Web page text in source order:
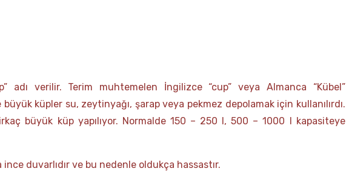
adı verilir. Terim muhtemelen İngilizce “cup” veya Almanca “Kübel”
küpler su, zeytinyağı, şarap veya pekmez depolamak için kullanılırdı.
büyük küp yapılıyor. Normalde 150 – 250 l, 500 – 1000 l kapasiteye
duvarlıdır ve bu nedenle oldukça hassastır.